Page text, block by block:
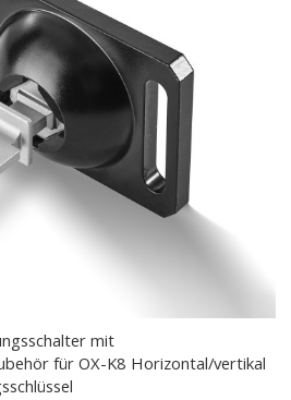
mit
für OX-K8 Horizontal/vertikal